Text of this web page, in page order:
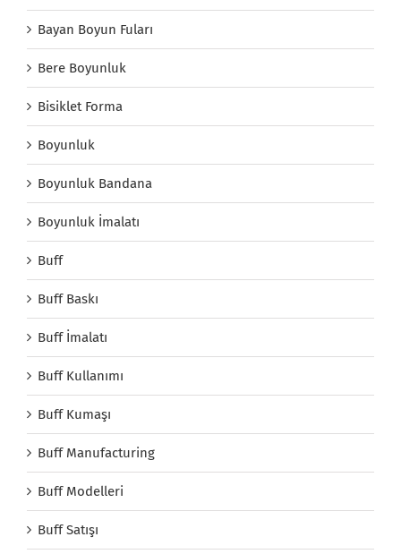
Bayan Boyun Fuları
Bere Boyunluk
Bisiklet Forma
Boyunluk
Boyunluk Bandana
Boyunluk İmalatı
Buff
Buff Baskı
Buff İmalatı
Buff Kullanımı
Buff Kumaşı
Buff Manufacturing
Buff Modelleri
Buff Satışı